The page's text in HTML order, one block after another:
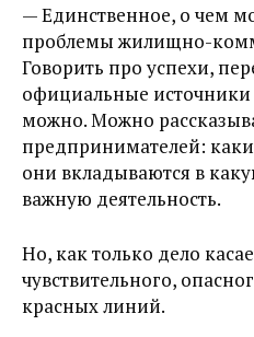
— Единственное, о чем
проблемы жилищно-
Говорить про успехи,
официальные источники
можно. Можно
предпринимателей:
они вкладываются в
важную деятельность.
Но, как только дело
чувствительного,
красных линий.